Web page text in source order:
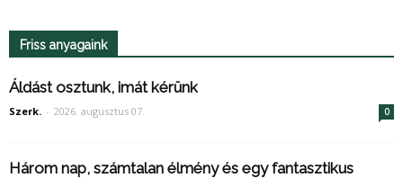
Friss anyagaink
Áldást osztunk, imát kérünk
Szerk. - 2026. augusztus 07. 0
Három nap, számtalan élmény és egy fantasztikus